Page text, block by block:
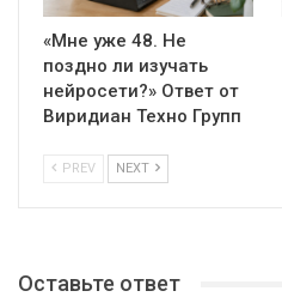
«Мне уже 48. Не
поздно ли изучать
нейросети?» Ответ от
Виридиан Техно Групп
PREV NEXT
Оставьте ответ